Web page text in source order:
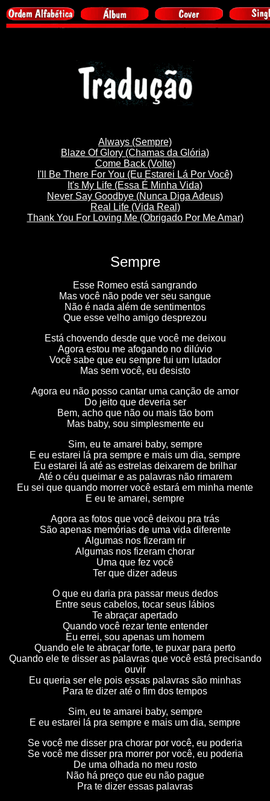
Always (Sempre)
Blaze Of Glory (Chamas da Glória)
Come Back (Volte)
I'll Be There For You (Eu Estarei Lá Por Você)
It's My Life (Essa É Minha Vida)
Never Say Goodbye (Nunca Diga Adeus)
Real Life (Vida Real)
Thank You For Loving Me (Obrigado Por Me Amar)
Sempre
Esse Romeo está sangrando
Mas você não pode ver seu sangue
Não é nada além de sentimentos
Que esse velho amigo desprezou
Está chovendo desde que você me deixou
Agora estou me afogando no dilúvio
Você sabe que eu sempre fui um lutador
Mas sem você, eu desisto
Agora eu não posso cantar uma canção de amor
Do jeito que deveria ser
Bem, acho que não ou mais tão bom
Mas baby, sou simplesmente eu
Sim, eu te amarei baby, sempre
E eu estarei lá pra sempre e mais um dia, sempre
Eu estarei lá até as estrelas deixarem de brilhar
Até o céu queimar e as palavras não rimarem
Eu sei que quando morrer você estará em minha mente
E eu te amarei, sempre
Agora as fotos que você deixou pra trás
São apenas memórias de uma vida diferente
Algumas nos fizeram rir
Algumas nos fizeram chorar
Uma que fez você
Ter que dizer adeus
O que eu daria pra passar meus dedos
Entre seus cabelos, tocar seus lábios
Te abraçar apertado
Quando você rezar tente entender
Eu errei, sou apenas um homem
Quando ele te abraçar forte, te puxar para perto
Quando ele te disser as palavras que você está precisando
ouvir
Eu queria ser ele pois essas palavras são minhas
Para te dizer até o fim dos tempos
Sim, eu te amarei baby, sempre
E eu estarei lá pra sempre e mais um dia, sempre
Se você me disser pra chorar por você, eu poderia
Se você me disser pra morrer por você, eu poderia
De uma olhada no meu rosto
Não há preço que eu não pague
Pra te dizer essas palavras